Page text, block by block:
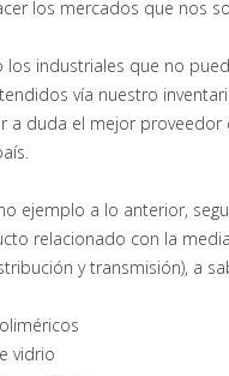
los mercados que nos
los industriales que no
vía nuestro
a duda el mejor
ejemplo a lo anterior,
relacionado con la
y transmisión), a
vidrio